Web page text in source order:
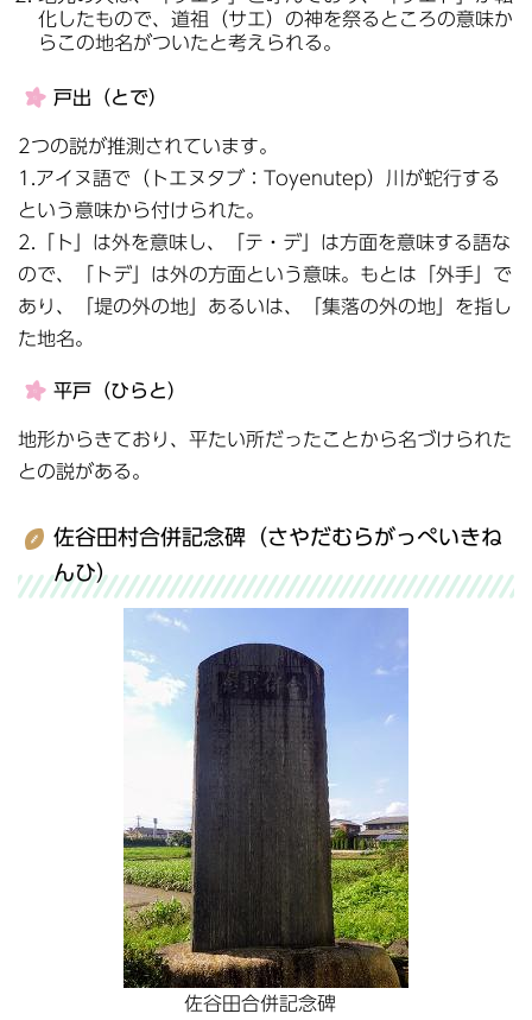
化したもので、道祖（サエ）の神を祭るところの意味か
らこの地名がついたと考えられる。
戸出（とで）
2つの説が推測されています。
1.アイヌ語で（トエヌタブ：Toyenutep）川が蛇行する
という意味から付けられた。
2.「ト」は外を意味し、「テ・デ」は方面を意味する語な
ので、「トデ」は外の方面という意味。もとは「外手」で
あり、「堤の外の地」あるいは、「集落の外の地」を指し
た地名。
平戸（ひらと）
地形からきており、平たい所だったことから名づけられた
との説がある。
佐谷田村合併記念碑（さやだむらがっぺいきね
んひ）
佐谷田合併記念碑